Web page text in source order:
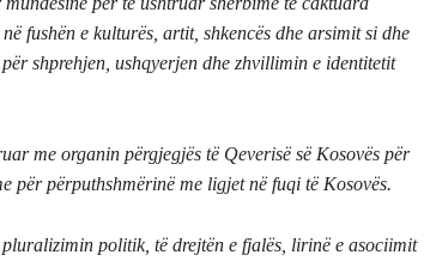
fushën e kulturës, artit, shkencës dhe arsimit si dhe
shprehjen, ushqyerjen dhe zhvillimin e identitetit
me organin përgjegjës të Qeverisë së Kosovës për
për përputhshmërinë me ligjet në fuqi të Kosovës.
politik, të drejtën e fjalës, lirinë e asociimit